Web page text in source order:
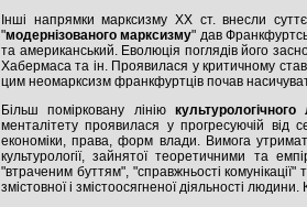
Інші напрямки марксизму ХХ ст. внесли
"модернізованого марксизму" дав
та американський. Еволюція поглядів його
Хабермаса та ін. Проявилася у критичному
цим неомарксизм франкфуртців почав
Більш помірковану лініюкультурологічного
менталітету проявилася у прогресуючій від
економіки, права, форм влади. Вимога
культурології, зайнятої теоретичними та
"втраченим буттям", "справжньості
змістовної і змістоосягненої діяльності